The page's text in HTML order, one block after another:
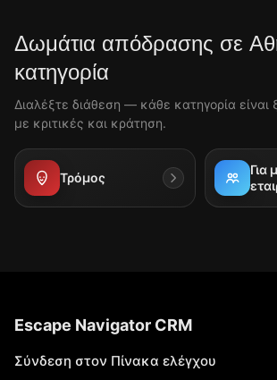
Δωμάτια απόδρασης σε
κατηγορία
Διαλέξτε διάθεση — κάθε κατηγορία είναι
με κριτικές και κράτηση.
Τρόμος
Για
Escape Navigator CRM
Σύνδεση στον Πίνακα ελέγχου